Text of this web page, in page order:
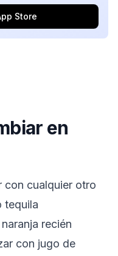
Store
en
con cualquier otro
tequila
recién
con jugo de